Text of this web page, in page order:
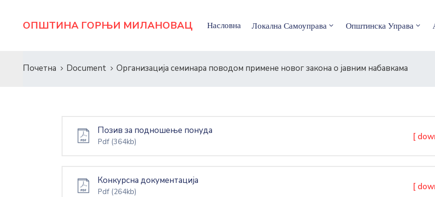
ОПШТИНА ГОРЊИ МИЛАНОВАЦ Насловна Локална Самоуправа Општинска Управа
Почетна Document Организација семинара поводом примене новог закона о јавним набавкама
Позив за подношење понуда
Pdf (364kb) [
Конкурсна документација
Pdf (264kb) [